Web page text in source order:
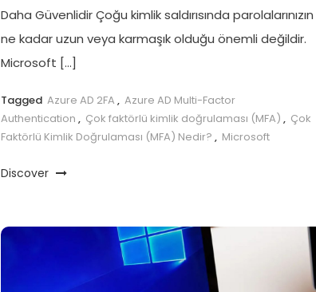
Daha Güvenlidir Çoğu kimlik saldırısında parolalarınızın
ne kadar uzun veya karmaşık olduğu önemli değildir.
Microsoft […]
Tagged Azure AD 2FA , Azure AD Multi-Factor
Authentication , Çok faktörlü kimlik doğrulaması (MFA) , Çok
Faktörlü Kimlik Doğrulaması (MFA) Nedir? , Microsoft
Discover